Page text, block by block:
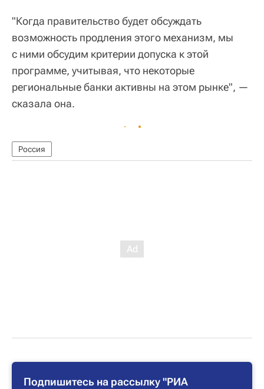
"Когда правительство будет обсуждать
возможность продления этого механизм, мы
с ними обсудим критерии допуска к этой
программе, учитывая, что некоторые
региональные банки активны на этом рынке", —
сказала она.
Россия
Подпишитесь на рассылку "РИА